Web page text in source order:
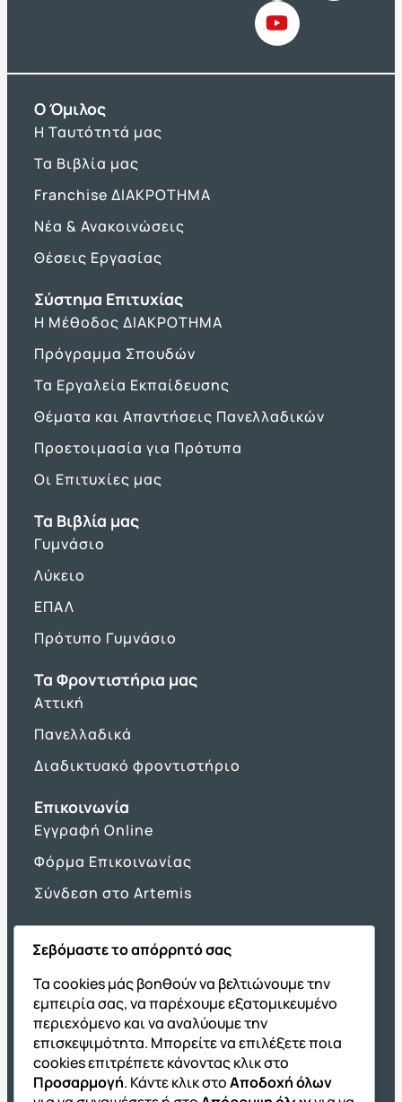
O Όμιλος
Η Ταυτότητά μας
Τα Βιβλία μας
Franchise ΔΙΑΚΡΟΤΗΜΑ
Νέα & Ανακοινώσεις
Θέσεις Εργασίας
Σύστημα Επιτυχίας
Η Μέθοδος ΔΙΑΚΡΟΤΗΜΑ
Πρόγραμμα Σπουδών
Τα Εργαλεία Εκπαίδευσης
Θέματα και Απαντήσεις Πανελλαδικών
Προετοιμασία για Πρότυπα
Οι Επιτυχίες μας
Τα Βιβλία μας
Γυμνάσιο
Λύκειο
ΕΠΑΛ
Πρότυπο Γυμνάσιο
Τα Φροντιστήρια μας
Αττική
Πανελλαδικά
Διαδικτυακό φροντιστήριο
Επικοινωνία
Εγγραφή Online
Φόρμα Επικοινωνίας
Σύνδεση στο Artemis
Όμιλος ΔΙΑΚΡΟΤΗΜΑ
ΔΙΑΚΡΟΤΗΜΑ@Home
Σχολική Μελέτη After School
Εκδόσεις Καλαϊτζίδη
Franchise ΔΙΑΚΡΟΤΗΜΑ
Σεβόμαστε το απόρρητό σας
Τα cookies μάς βοηθούν να βελτιώνουμε την
εμπειρία σας, να παρέχουμε εξατομικευμένο
περιεχόμενο και να αναλύουμε την
επισκεψιμότητα. Μπορείτε να επιλέξετε ποια
cookies επιτρέπετε κάνοντας κλικ στο
Προσαρμογή. Κάντε κλικ στοΑποδοχή όλων